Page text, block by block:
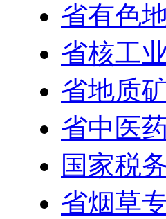
省有色
省核工
省地质
省中医
国家税
省烟草